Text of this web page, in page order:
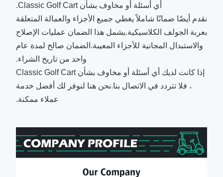
أي أسئلة أو مخاوف بشأن Classic Golf Cart.
نقدم أيضًا ضمانًا شاملاً يغطي جميع الأجزاء والعمالة المتعلقة
بعربة الجولف الكلاسيكية.يشمل هذا الضمان عمليات الإصلاح
والاستبدال المجانية للأجزاء المعيبة.الضمان صالح لمدة عام
واحد من تاريخ الشراء.
إذا كانت لديك أي أسئلة أو مخاوف بشأن Classic Golf Cart
، فلا تتردد في الاتصال بنا.نحن هنا لنوفر لك أفضل خدمة
عملاء ممكنة.